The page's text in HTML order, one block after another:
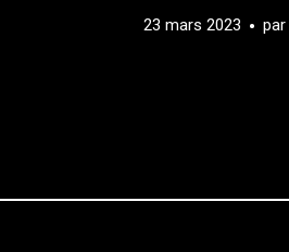
23 mars 2023 par